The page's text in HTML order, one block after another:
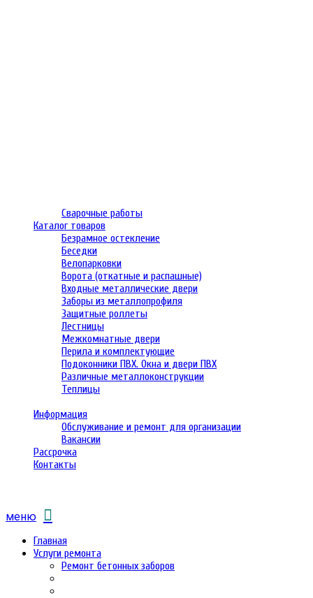
Сварочные работы
Каталог товаров
Безрамное остекление
Беседки
Велопарковки
Ворота (откатные и распашные)
Входные металлические двери
Заборы из металлопрофиля
Защитные роллеты
Лестницы
Межкомнатные двери
Перила и комплектующие
Подоконники ПВХ. Окна и двери ПВХ
Различные металлоконструкции
Теплицы
Информация
Обслуживание и ремонт для организации
Вакансии
Рассрочка
Контакты
меню
Главная
Услуги ремонта
Ремонт бетонных заборов